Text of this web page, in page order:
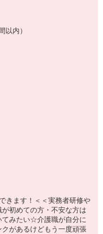
以内）
きます！＜＜実務者研修や
初めての方・不安な方は
みたい☆介護職が自分に
があるけどもう一度頑張